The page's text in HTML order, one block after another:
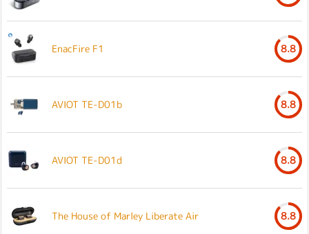
EnacFire F1 8.8
AVIOT TE-D01b 8.8
AVIOT TE-D01d 8.8
The House of Marley Liberate Air 8.8